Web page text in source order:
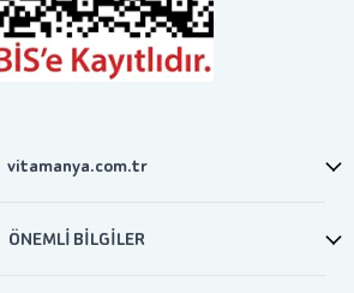
vitamanya.com.tr
ÖNEMLİ BİLGİLER